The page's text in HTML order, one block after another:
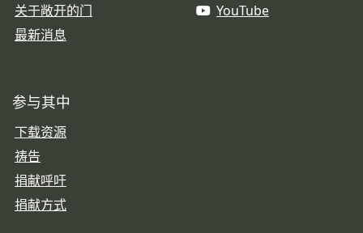
关于敞开的门
最新消息
YouTube
参与其中
下载资源
祷告
捐献呼吁
捐献方式